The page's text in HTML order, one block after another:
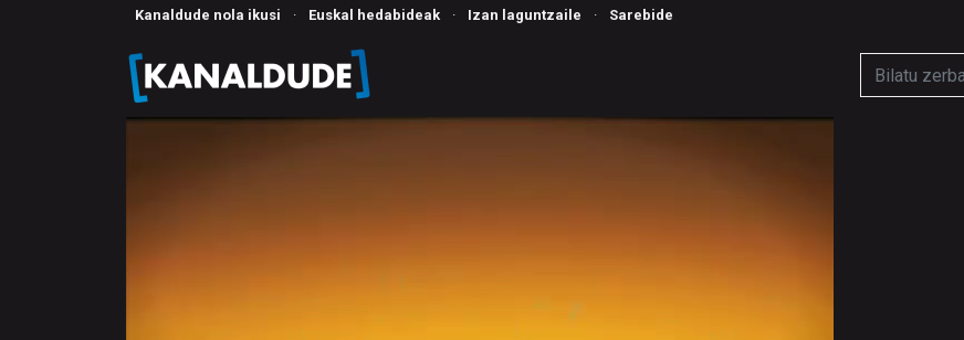
Kanaldude nola ikusi · Euskal hedabideak · Izan laguntzaile · Sarebide